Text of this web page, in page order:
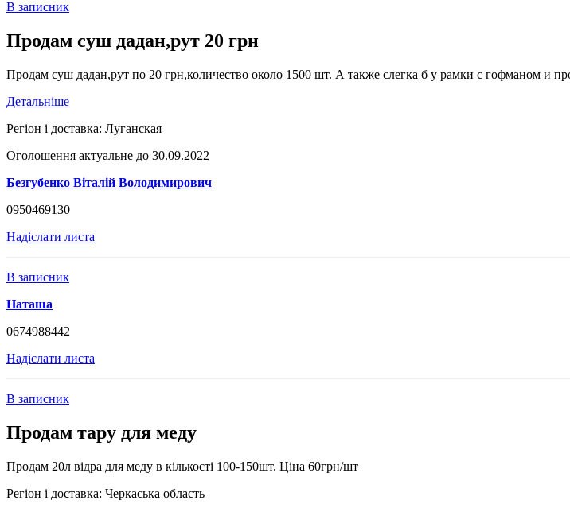
В записник
Продам суш дадан,рут 20 грн
Продам суш дадан,рут по 20 грн,количество около 1500 шт. А также слегка б у рамки с гофманом и
Детальніше
Регіон і доставка: Луганская
Оголошення актуальне до 30.09.2022
Безгубенко Вiталiй Володимирович
0950469130
Надіслати листа
В записник
Наташа
0674988442
Надіслати листа
В записник
Продам тару для меду
Продам 20л відра для меду в кількості 100-150шт. Ціна 60грн/шт
Регіон і доставка: Черкаська область